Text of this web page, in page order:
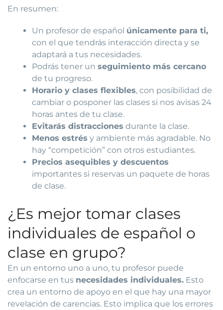
En resumen:
Un profesor de español únicamente para ti,
con el que tendrás interacción directa y se
adaptará a tus necesidades.
Podrás tener unseguimiento más cercano
de tu progreso.
Horario y clases flexibles, con posibilidad de
cambiar o posponer las clases si nos avisas 24
horas antes de tu clase.
Evitarás distracciones durante la clase.
Menos estrés y ambiente más agradable. No
hay “competición” con otros estudiantes.
Precios asequibles y descuentos
importantes si reservas un paquete de horas
de clase.
¿Es mejor tomar clases
individuales de español o
clase en grupo?
En un entorno uno a uno, tu profesor puede
enfocarse en tus necesidades individuales. Esto
crea un entorno de apoyo en el que hay una mayor
revelación de carencias. Esto implica que los errores